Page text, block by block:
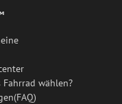
Fahrrad wählen?